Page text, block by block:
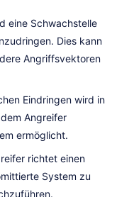
eine Schwachstelle
Dies kann
Angriffsvektoren
Eindringen wird in
Angreifer
ermöglicht.
richtet einen
System zu